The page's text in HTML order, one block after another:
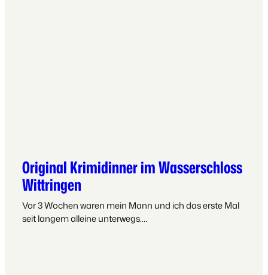
Original Krimidinner im Wasserschloss
Wittringen
Vor 3 Wochen waren mein Mann und ich das erste Mal
seit langem alleine unterwegs.…